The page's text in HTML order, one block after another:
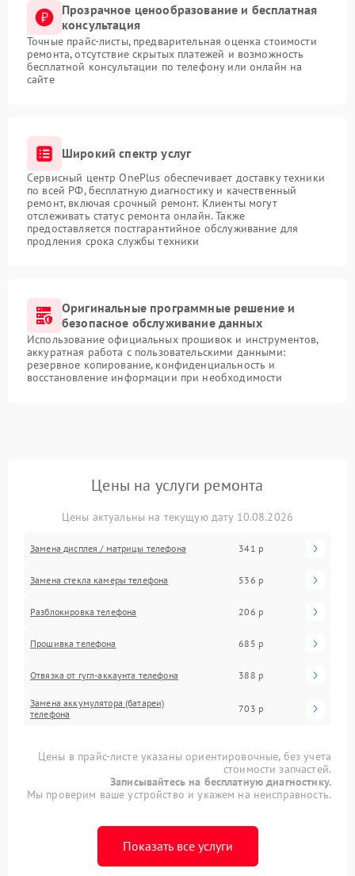
Прозрачное ценообразование и бесплатная
консультация
Точные прайс-листы, предварительная оценка стоимости
ремонта, отсутствие скрытых платежей и возможность
бесплатной консультации по телефону или онлайн на
сайте
Широкий спектр услуг
Сервисный центр OnePlus обеспечивает доставку техники
по всей РФ, бесплатную диагностику и качественный
ремонт, включая срочный ремонт. Клиенты могут
отслеживать статус ремонта онлайн. Также
предоставляется постгарантийное обслуживание для
продления срока службы техники
Оригинальные программные решение и
безопасное обслуживание данных
Использование официальных прошивок и инструментов,
аккуратная работа с пользовательскими данными:
резервное копирование, конфиденциальность и
восстановление информации при необходимости
Цены на услуги ремонта
Цены актуальны на текущую дату 10.08.2026
Замена дисплея / матрицы телефона 341 р
Замена стекла камеры телефона 536 р
Разблокировка телефона 206 р
Прошивка телефона 685 р
Отвязка от гугл-аккаунта телефона 388 р
Замена аккумулятора (батареи)
телефона
703 р
Цены в прайс-листе указаны ориентировочные, без учета
стоимости запчастей.
Записывайтесь на бесплатную диагностику.
Мы проверим ваше устройство и укажем на неисправность.
Показать все услуги